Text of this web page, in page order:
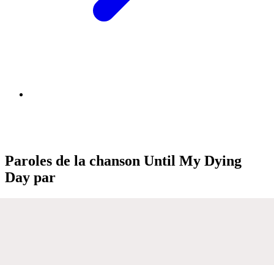
Paroles de la chanson Until My Dying
Day par